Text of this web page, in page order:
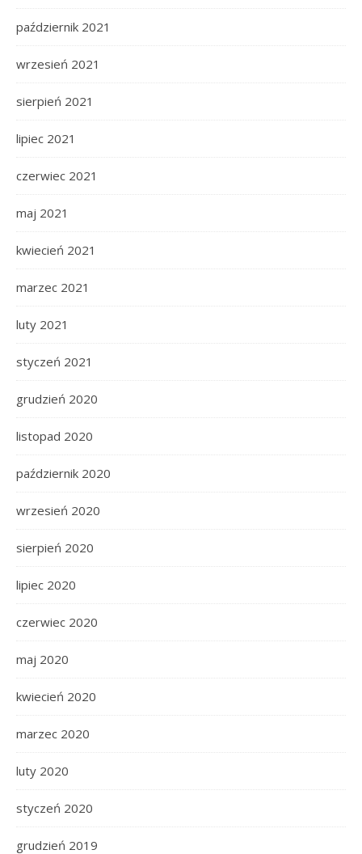
październik 2021
wrzesień 2021
sierpień 2021
lipiec 2021
czerwiec 2021
maj 2021
kwiecień 2021
marzec 2021
luty 2021
styczeń 2021
grudzień 2020
listopad 2020
październik 2020
wrzesień 2020
sierpień 2020
lipiec 2020
czerwiec 2020
maj 2020
kwiecień 2020
marzec 2020
luty 2020
styczeń 2020
grudzień 2019